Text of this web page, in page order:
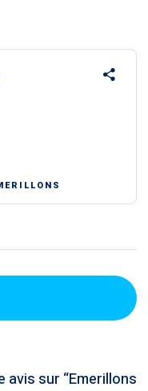
avis sur “Emerillons